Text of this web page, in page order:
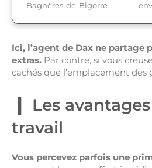
Bagnères-de-Bigorre
Ici, l’agent de Dax ne partage
extras. Par contre, si vous
cachés que l’emplacement des
Les
travail
Vous percevez parfois une